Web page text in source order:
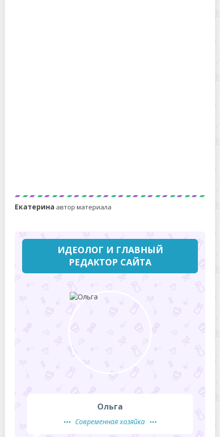
Екатерина автор материала
ИДЕОЛОГ И ГЛАВНЫЙ
РЕДАКТОР САЙТА
Ольга
Современная хозяйка